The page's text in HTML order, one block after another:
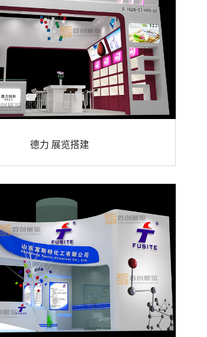
德力 展览搭建